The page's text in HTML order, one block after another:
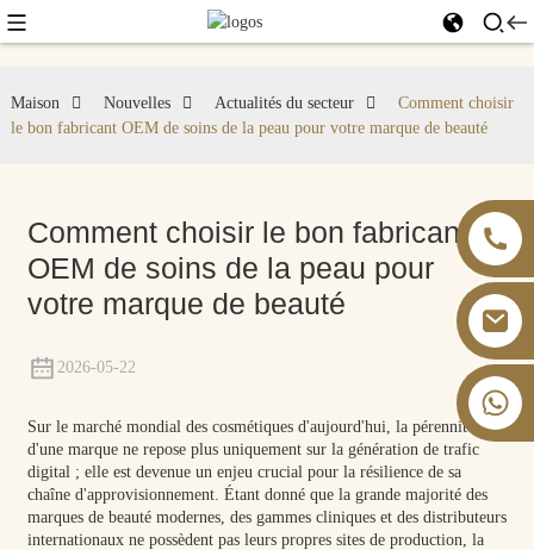
Maison Nouvelles Actualités du secteur
Comment choisir
le bon fabricant OEM de soins de la peau pour votre marque de beauté
Comment choisir le bon fabricant
OEM de soins de la peau pour
votre marque de beauté
2026-05-22
Sur le marché mondial des cosmétiques d'aujourd'hui, la pérennité
d'une marque ne repose plus uniquement sur la génération de trafic
digital ; elle est devenue un enjeu crucial pour la résilience de sa
chaîne d'approvisionnement. Étant donné que la grande majorité des
marques de beauté modernes, des gammes cliniques et des distributeurs
internationaux ne possèdent pas leurs propres sites de production, la